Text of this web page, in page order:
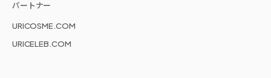
パートナー
URICOSME.COM
URICELEB.COM